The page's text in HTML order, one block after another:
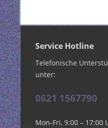
Service Hotline
Telefonische
unter:
0621 1567790
Mon-Fri, 9:00 – 17:00